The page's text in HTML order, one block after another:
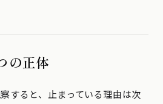
の正体
すると、止まっている理由は次